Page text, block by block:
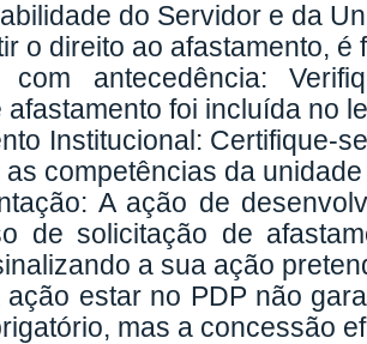
do Servidor e da
o direito ao afastamento,
com antecedência:
afastamento foi incluída no
Institucional: Certifique-
competências da
A ação de
de solicitação de
a sua ação
estar no PDP não
mas a concessão